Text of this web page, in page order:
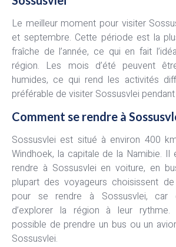
Le meilleur moment pour visiter
et septembre. Cette période est la
fraîche de l’année, ce qui en fait
région. Les mois d’été peuvent
humides, ce qui rend les activités
préférable de visiter Sossusvlei
Comment se rendre à
Sossusvlei est situé à environ 400
Windhoek, la capitale de la Namibie.
rendre à Sossusvlei en voiture, en
plupart des voyageurs choisissent
pour se rendre à Sossusvlei, car
d’explorer la région à leur
possible de prendre un bus ou un
Sossusvlei.